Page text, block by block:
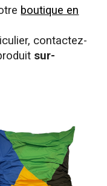
boutique en
contactez-
sur-